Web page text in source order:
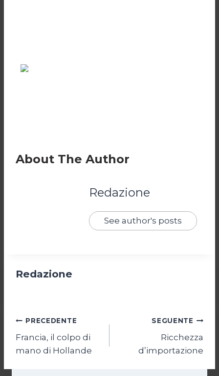
About The Author
Redazione
See author's posts
Redazione
Navigazione
articoli
PRECEDENTE
Francia, il colpo di
mano di Hollande
SEGUENTE
Ricchezza
d’importazione